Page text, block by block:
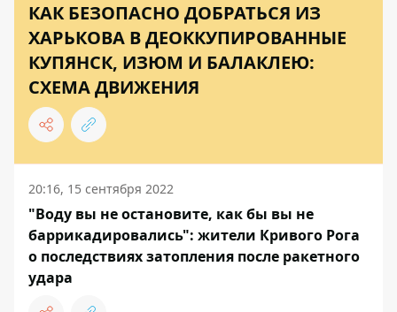
КАК БЕЗОПАСНО ДОБРАТЬСЯ ИЗ
ХАРЬКОВА В ДЕОККУПИРОВАННЫЕ
КУПЯНСК, ИЗЮМ И БАЛАКЛЕЮ:
СХЕМА ДВИЖЕНИЯ
20:16, 15 сентября 2022
"Воду вы не остановите, как бы вы не
баррикадировались": жители Кривого Рога
о последствиях затопления после ракетного
удара